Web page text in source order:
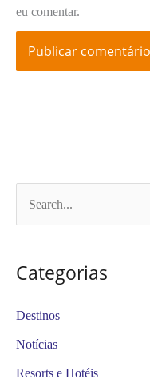
eu comentar.
q
u
i
Categorias
Destinos
Notícias
Resorts e Hotéis